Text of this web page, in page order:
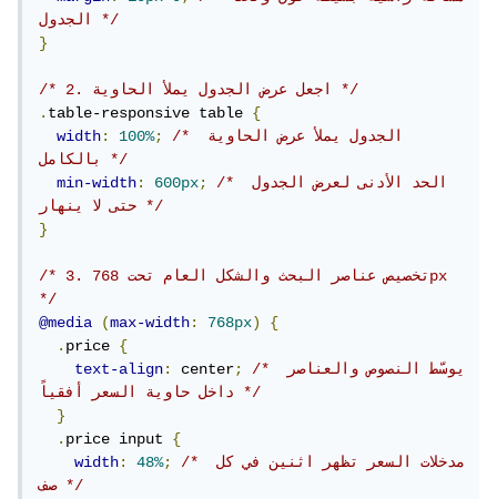
الجدول */
}
/* 2. اجعل عرض الجدول يملأ الحاوية */
.table-responsive table {
width: 100%;
/* الجدول يملأ عرض الحاوية
بالكامل */
min-width: 600px;
/* الحد الأدنى لعرض الجدول
حتى لا ينهار */
}
/* 3. تخصيص عناصر البحث والشكل العام تحت 768px
*/
@media
(max-width: 768px)
{
.price {
text-align: center;
/* يوسّط النصوص والعناصر
داخل حاوية السعر أفقياً */
}
.price input {
width: 48%;
/* مدخلات السعر تظهر اثنين في كل
صف */